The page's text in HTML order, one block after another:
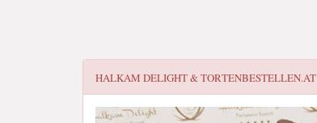
HALKAM DELIGHT & TORTENBESTELLEN.AT